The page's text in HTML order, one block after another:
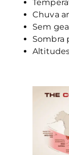
Chuva
Sem
Sombra